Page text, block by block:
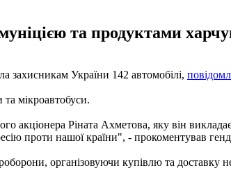
та продуктами
захисникам України 142 автомобілі,
мікроавтобуси.
акціонера Ріната Ахметова, яку він
проти нашої країни", - прокоментував
організовуючи купівлю та доставку